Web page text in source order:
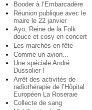
Booder à l’Embarcadère
Réunion publique avec le
maire le 22 janvier
Ayo, Reine de la Folk
douce et cosy en concert
Les marchés en fête
Comme un avion...
Une spéciale André
Dussolier !
Arrêt des activités de
radiothérapie de l’Hôpital
Européen La Roseraie
Collecte de sang